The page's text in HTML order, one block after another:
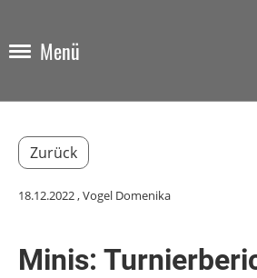
Menü
Zurück
18.12.2022, Vogel Domenika
Minis: